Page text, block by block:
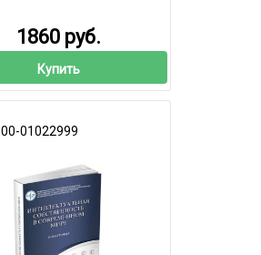
1860 руб.
Купить
00-01022999